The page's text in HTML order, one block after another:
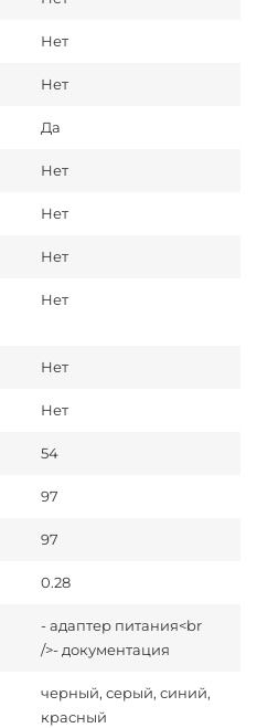
Нет
Нет
Да
Нет
Нет
Нет
Нет
Нет
Нет
54
97
97
0.28
- адаптер питания<br
/>- документация
черный, серый, синий,
красный